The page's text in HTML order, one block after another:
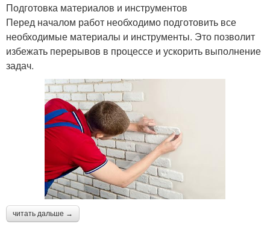
Подготовка материалов и инструментов
Перед началом работ необходимо подготовить все
необходимые материалы и инструменты. Это позволит
избежать перерывов в процессе и ускорить выполнение
задач.
читать дальше →